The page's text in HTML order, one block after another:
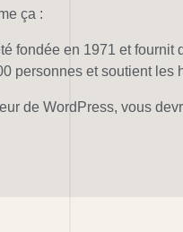
ça :
fondée en 1971 et
personnes et soutient
de WordPress, vous